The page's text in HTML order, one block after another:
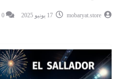
mobaryat.store
0